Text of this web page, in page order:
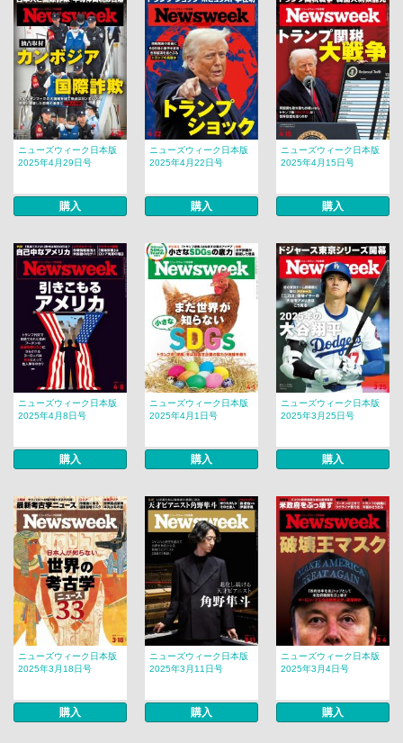
ニューズウィーク日本版
2025年4月29日号
購入
ニューズウィーク日本版
2025年4月22日号
購入
ニューズウィーク日本版
2025年4月15日号
購入
ニューズウィーク日本版
2025年4月8日号
購入
ニューズウィーク日本版
2025年4月1日号
購入
ニューズウィーク日本版
2025年3月25日号
購入
ニューズウィーク日本版
2025年3月18日号
購入
ニューズウィーク日本版
2025年3月11日号
購入
ニューズウィーク日本版
2025年3月4日号
購入